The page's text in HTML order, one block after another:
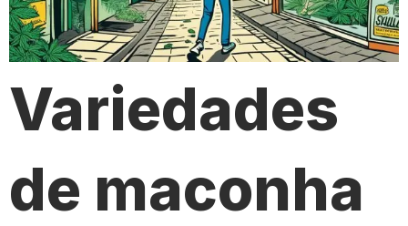
Variedades
de maconha